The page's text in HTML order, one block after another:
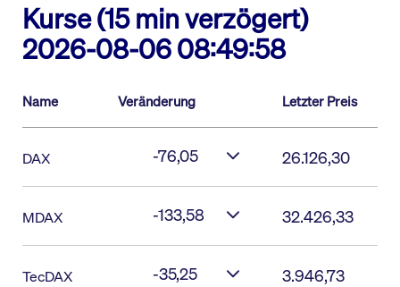
Kurse (15 min verzögert)
2026-08-06 08:49:58
Name Veränderung Letzter Preis
DAX -76,05 26.126,30
MDAX -133,58 32.426,33
TecDAX -35,25 3.946,73